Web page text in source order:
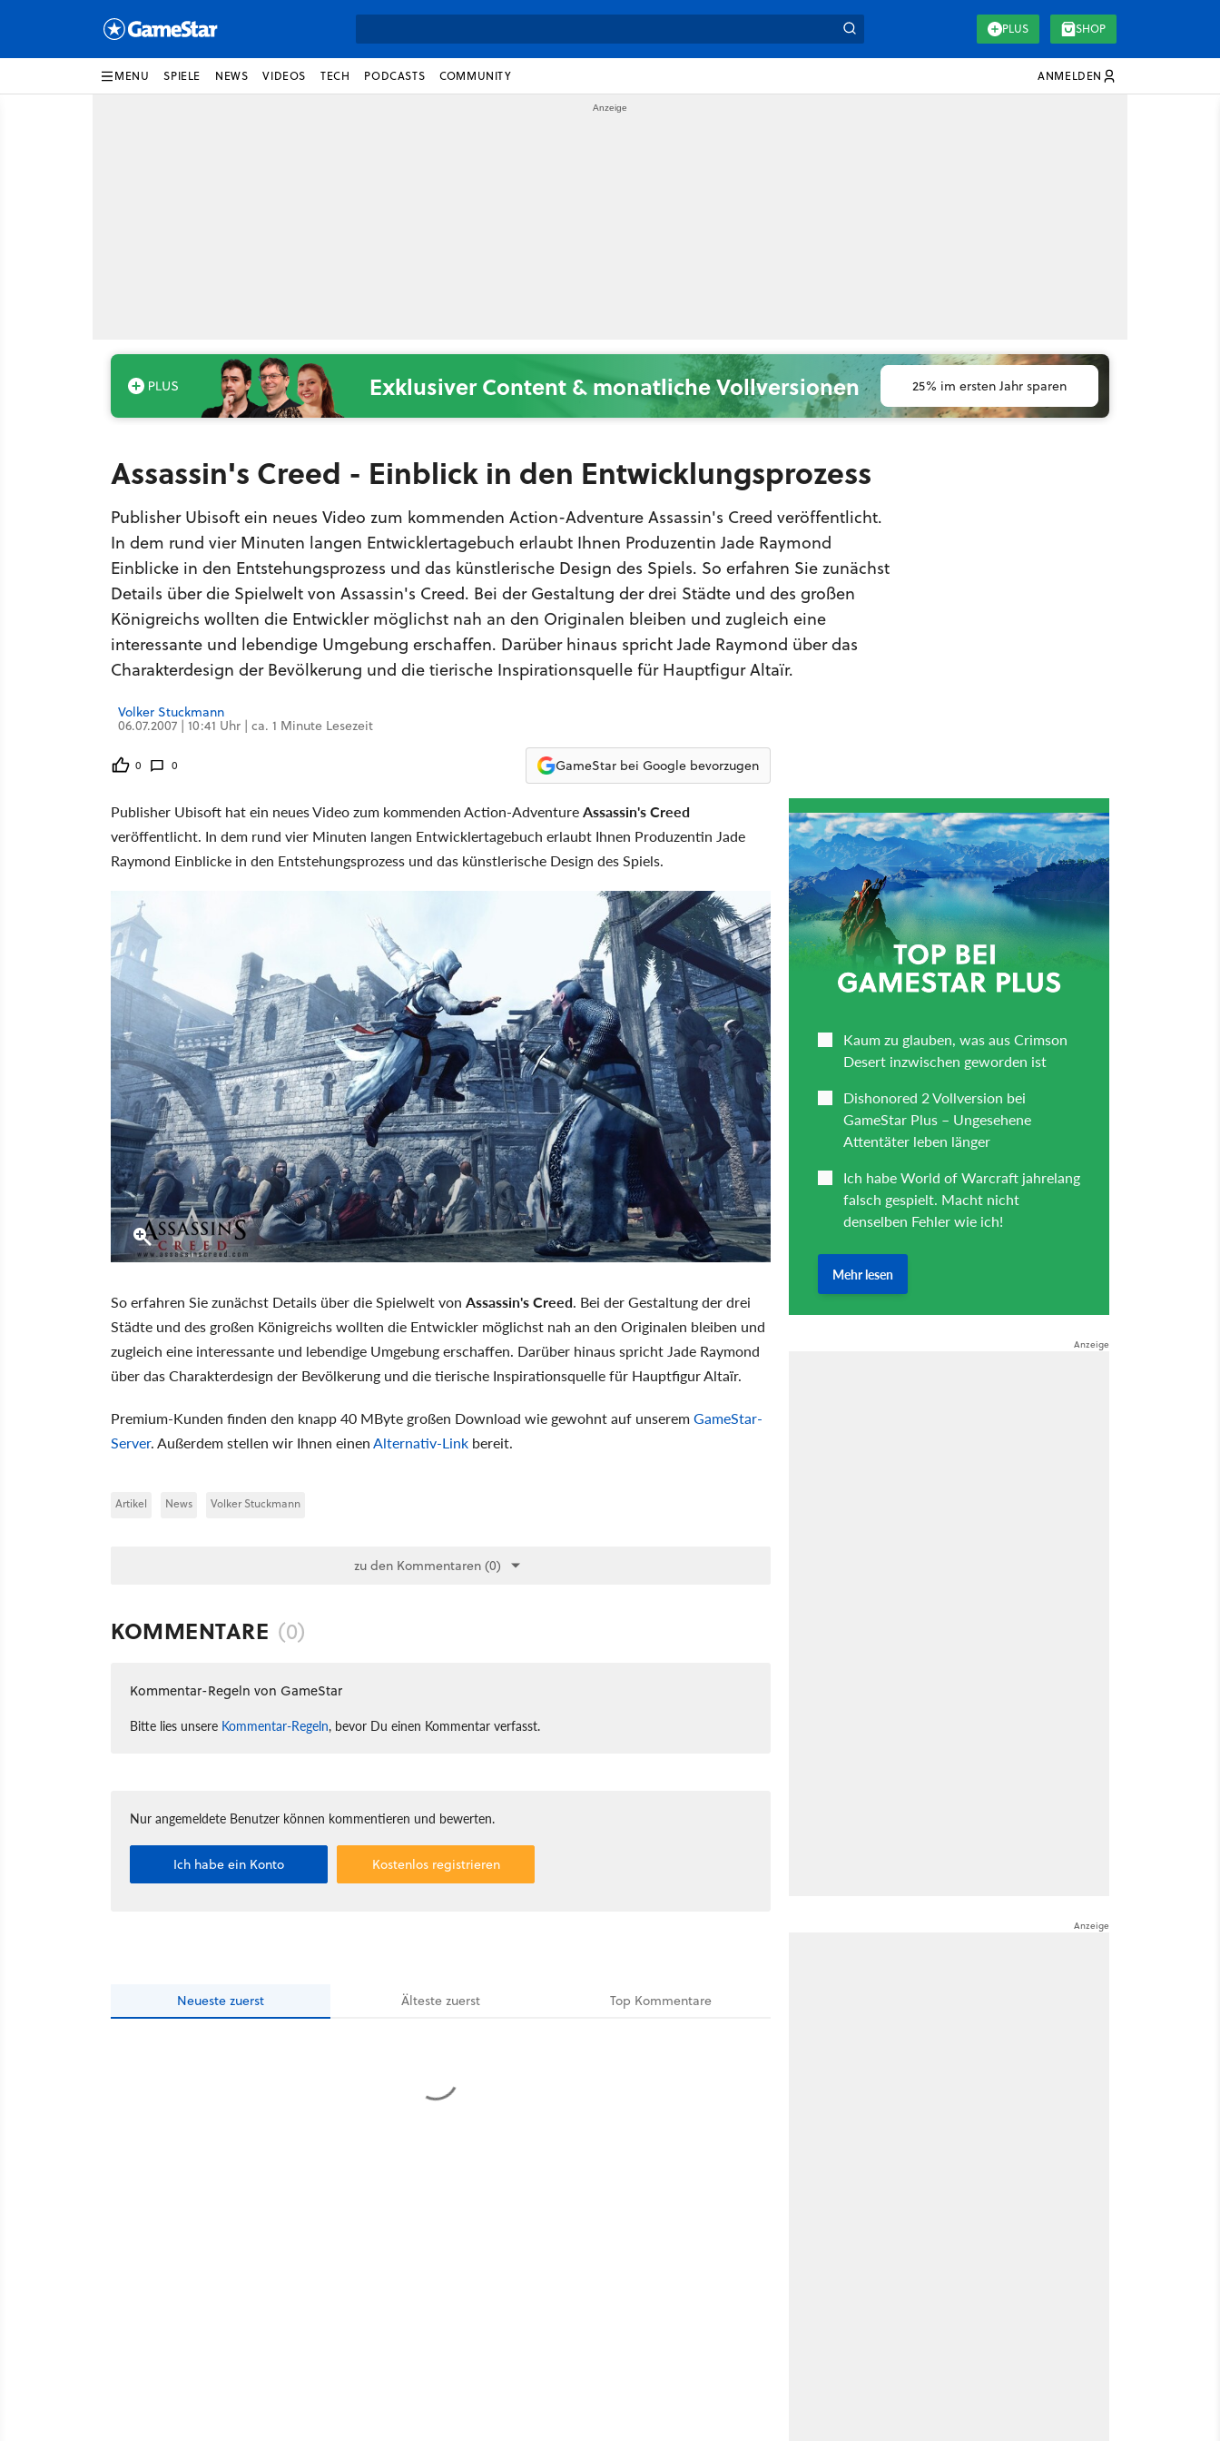
PLUS SHOP
MENU SPIELE NEWS VIDEOS TECH PODCASTS COMMUNITY ANMELDEN
Exklusiver Content & monatliche Vollversionen 25% im ersten Jahr sparen
Assassin's Creed - Einblick in den Entwicklungsprozess
Publisher Ubisoft ein neues Video zum kommenden Action-Adventure Assassin's Creed veröffentlicht.
In dem rund vier Minuten langen Entwicklertagebuch erlaubt Ihnen Produzentin Jade Raymond
Einblicke in den Entstehungsprozess und das künstlerische Design des Spiels. So erfahren Sie zunächst
Details über die Spielwelt von Assassin's Creed. Bei der Gestaltung der drei Städte und des großen
Königreichs wollten die Entwickler möglichst nah an den Originalen bleiben und zugleich eine
interessante und lebendige Umgebung erschaffen. Darüber hinaus spricht Jade Raymond über das
Charakterdesign der Bevölkerung und die tierische Inspirationsquelle für Hauptfigur Altaïr.
Volker Stuckmann
06.07.2007 | 10:41 Uhr | ca. 1 Minute Lesezeit
0 0 GameStar bei Google bevorzugen
Publisher Ubisoft hat ein neues Video zum kommenden Action-AdventureAssassin's Creed
veröffentlicht. In dem rund vier Minuten langen Entwicklertagebuch erlaubt Ihnen Produzentin Jade
Raymond Einblicke in den Entstehungsprozess und das künstlerische Design des Spiels.
So erfahren Sie zunächst Details über die Spielwelt von Assassin's Creed. Bei der Gestaltung der drei
Städte und des großen Königreichs wollten die Entwickler möglichst nah an den Originalen bleiben und
zugleich eine interessante und lebendige Umgebung erschaffen. Darüber hinaus spricht Jade Raymond
über das Charakterdesign der Bevölkerung und die tierische Inspirationsquelle für Hauptfigur Altaïr.
Premium-Kunden finden den knapp 40 MByte großen Download wie gewohnt auf unseremGameStar-
Server. Außerdem stellen wir Ihnen einenAlternativ-Link bereit.
Artikel News Volker Stuckmann
zu den Kommentaren (0)
KOMMENTARE (0)
Kommentar-Regeln von GameStar
Bitte lies unsere Kommentar-Regeln, bevor Du einen Kommentar verfasst.
Nur angemeldete Benutzer können kommentieren und bewerten.
Ich habe ein Konto Kostenlos registrieren
Neueste zuerst Ältestezuerst Top Kommentare